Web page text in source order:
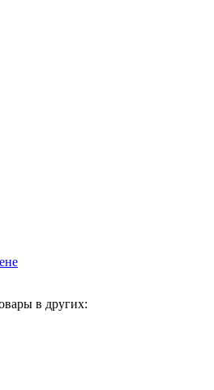
в других: